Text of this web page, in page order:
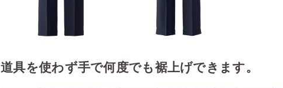
道具を使わず手で何度でも裾上げできます。